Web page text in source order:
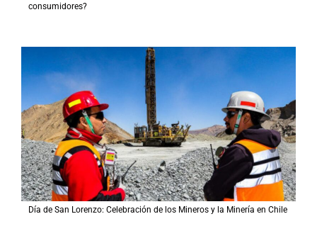
consumidores?
Día de San Lorenzo: Celebración de los Mineros y la Minería en Chile